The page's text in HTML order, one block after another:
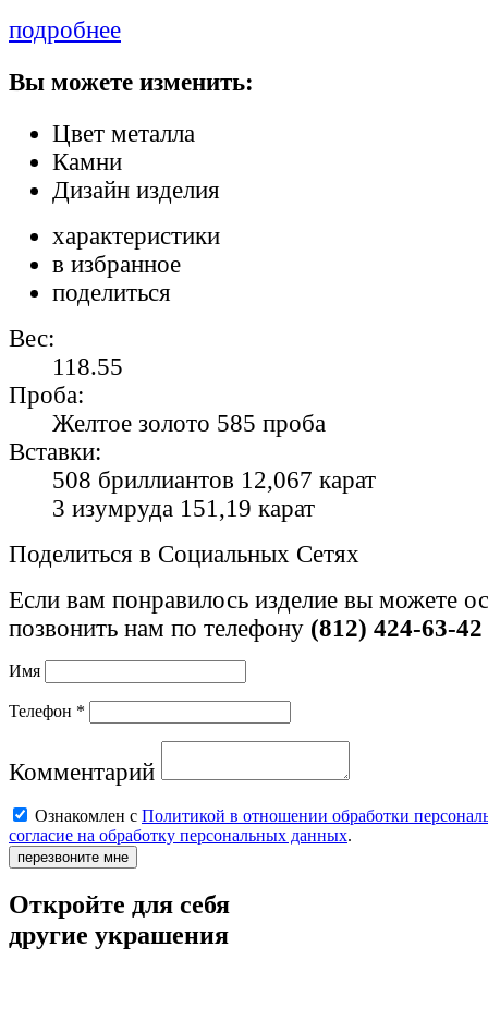
подробнее
Вы можете изменить:
Цвет металла
Камни
Дизайн изделия
характеристики
в избранное
поделиться
Вес:
118.55
Проба:
Желтое золото 585 проба
Вставки:
508 бриллиантов 12,067 карат
3 изумруда 151,19 карат
Поделиться в Социальных Сетях
Если вам понравилось изделие вы можете
позвонить нам по телефону (812) 424-63-42
Имя
Телефон *
Комментарий
Ознакомлен с Политикой в отношении обработки
согласие на обработку персональных данных.
перезвоните мне
Откройте для себя
другие украшения